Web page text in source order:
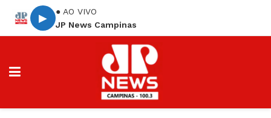
▶
● AO VIVO
JP News Campinas